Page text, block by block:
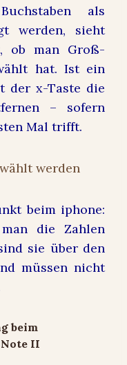
als
werden, sieht
ob man Groß-
hat. Ist ein
der x-Taste die
– sofern
Mal trifft.
beim iphone:
die Zahlen
sie über den
müssen nicht